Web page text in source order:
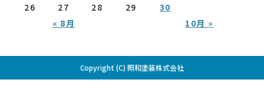
« 8月 10月 »
26
27 28 29 30
Copyright (C) 照和塗装株式会社